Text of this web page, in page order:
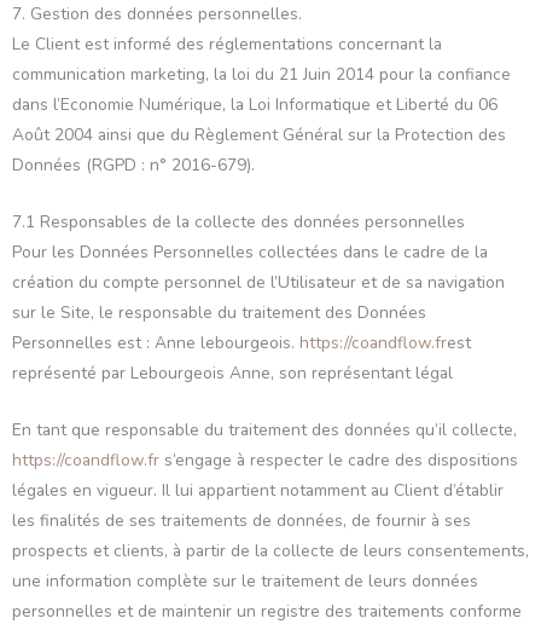
7. Gestion des données personnelles.
Le Client est informé des réglementations concernant la
communication marketing, la loi du 21 Juin 2014 pour la confiance
dans l’Economie Numérique, la Loi Informatique et Liberté du 06
Août 2004 ainsi que du Règlement Général sur la Protection des
Données (RGPD : n° 2016-679).
7.1 Responsables de la collecte des données personnelles
Pour les Données Personnelles collectées dans le cadre de la
création du compte personnel de l’Utilisateur et de sa navigation
sur le Site, le responsable du traitement des Données
Personnelles est : Anne lebourgeois. https://coandflow.frest
représenté par Lebourgeois Anne, son représentant légal
En tant que responsable du traitement des données qu’il collecte,
https://coandflow.fr s’engage à respecter le cadre des dispositions
légales en vigueur. Il lui appartient notamment au Client d’établir
les finalités de ses traitements de données, de fournir à ses
prospects et clients, à partir de la collecte de leurs consentements,
une information complète sur le traitement de leurs données
personnelles et de maintenir un registre des traitements conforme